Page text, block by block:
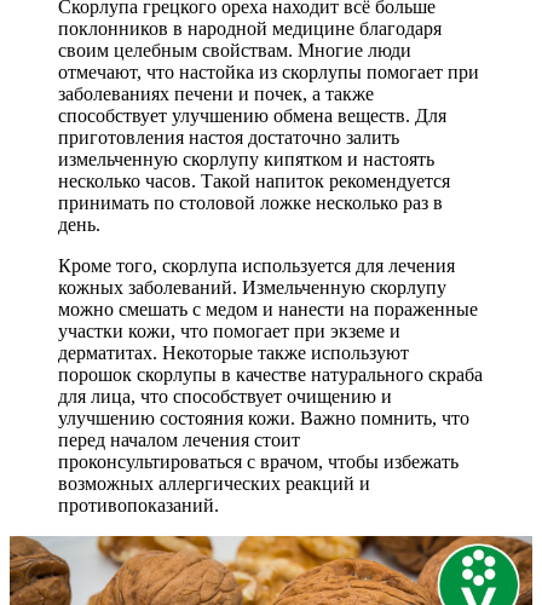
Скорлупа грецкого ореха находит всё больше
поклонников в народной медицине благодаря
своим целебным свойствам. Многие люди
отмечают, что настойка из скорлупы помогает при
заболеваниях печени и почек, а также
способствует улучшению обмена веществ. Для
приготовления настоя достаточно залить
измельченную скорлупу кипятком и настоять
несколько часов. Такой напиток рекомендуется
принимать по столовой ложке несколько раз в
день.
Кроме того, скорлупа используется для лечения
кожных заболеваний. Измельченную скорлупу
можно смешать с медом и нанести на пораженные
участки кожи, что помогает при экземе и
дерматитах. Некоторые также используют
порошок скорлупы в качестве натурального скраба
для лица, что способствует очищению и
улучшению состояния кожи. Важно помнить, что
перед началом лечения стоит
проконсультироваться с врачом, чтобы избежать
возможных аллергических реакций и
противопоказаний.